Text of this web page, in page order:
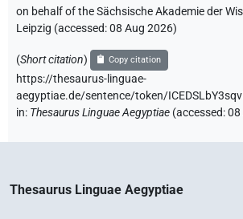
on behalf of the Sächsische Akademie der
Leipzig (accessed:08 Aug 2026)
(Short citation) Copy citation
https://thesaurus-linguae-
aegyptiae.de/sentence/token/
in: Thesaurus Linguae Aegyptiae (accessed:08
Thesaurus Linguae Aegyptiae